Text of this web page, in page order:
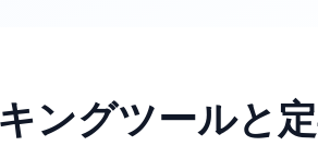
ングツールと